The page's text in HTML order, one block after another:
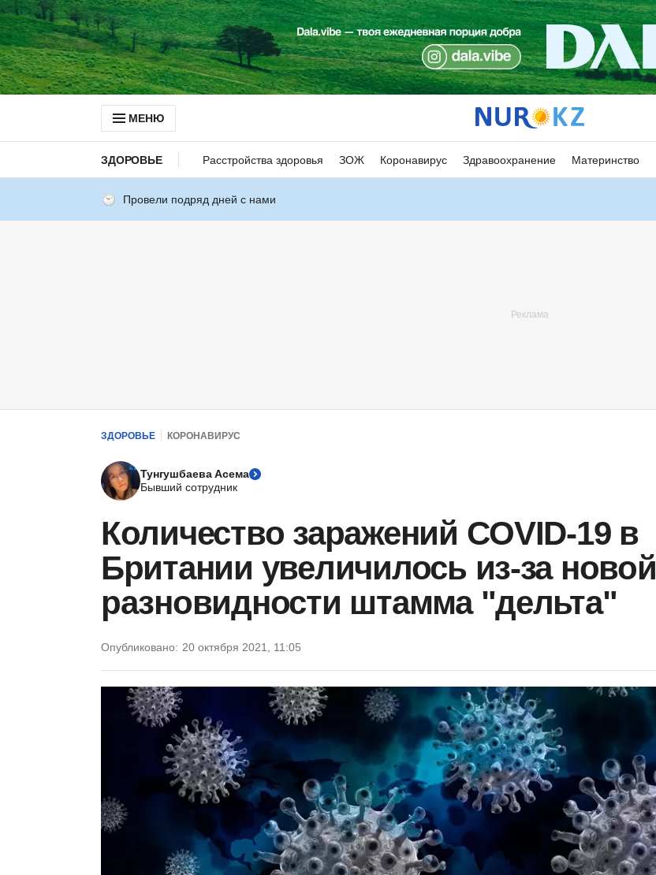
МЕНЮ
ЗДОРОВЬЕ Расстройства здоровья ЗОЖ Коронавирус Здравоохранение Материнство
Провели подряд дней с нами
ЗДОРОВЬЕ КОРОНАВИРУС
Тунгушбаева Асема
Бывший сотрудник
Количество заражений COVID-19 в
Британии увеличилось из-за новой
разновидности штамма "дельта"
Опубликовано: 20 октября 2021, 11:05